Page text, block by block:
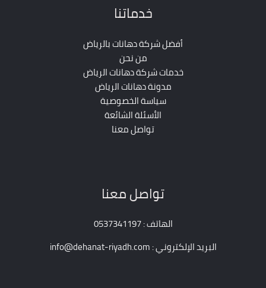
خدماتنا
أفضل شركة دهانات بالرياض
من نحن
خدمات شركة دهانات الرياض
مدونة دهانات الرياض
سياسة الخصوصية
الأسئلة الشائعة
تواصل معنا
تواصل معنا
الهاتف : 0537341197
البريد الإلكتروني : info@dehanat-riyadh.com